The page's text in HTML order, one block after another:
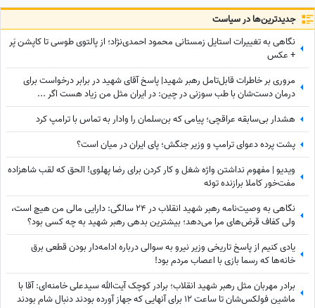
جدید‌ترین‌ها در سیاست
نگاهی به تغییرات استایل زمستانی محمود احمدی‌نژاد؛ از پالتوی طوسی تا کاپشن پَر
+ عکس
مروری بر خاطرات قابل‌تامل رهبر شهید| پاسخ آقای شهید در برابر درخواست برای
درمان دست‌شان با طب سوزنی در چین: در ایران مثل من زیاد هست اگر ...
هشدار بی‌سابقه عراقچی؛ پیامی که بن‌سلمان را وادار به تماس با ترامپ کرد
پشت پرده دعوای ترامپ و وزیر جنگش؛ پای ایران در میان است؟
ویدیو | مفهوم نداشتن واژه شغل و کار کردن برای رضا پهلوی! الحق که لقب شاهزاده
مفت‌خور کاملا برازنده توئه
نگاهی به وصیت‌نامه رهبر شهید انقلاب در 24 سالگی: دارایی مالی من هیچ است،
ولی کفاف قرض‌های مرا می‌دهد؛ بیشترین بدهی رهبر شهید به چه کسی بود؟
یادی کنیم از پاسخ تاریخی وزیر نیرو به سوالی درباره ادامه‌دار بودن قطعی برق
خانه‌ها که رسما بازی با اعصاب مردم بود!
برادر مهربان مثل رهبر شهید انقلاب؛ برادر کوچک آیت‌الله سیدعلی خامنه‌ای: آقا با
ماشین فولکس‌شان تا ساعت 12 برای آنهایی که جهاز آورده بودند دنبال شام بودند